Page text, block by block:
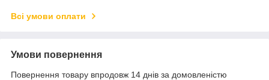
Всі умови оплати
Умови повернення
Повернення товару впродовж 14 днів за домовленістю